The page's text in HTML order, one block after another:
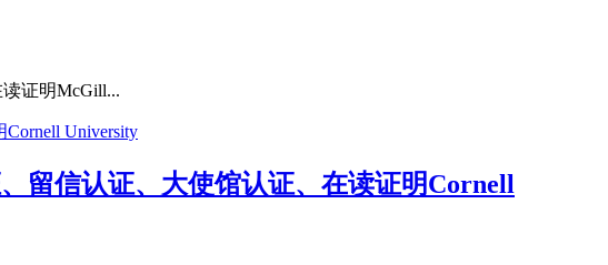
证明McGill...
留信认证、大使馆认证、在读证明Cornell